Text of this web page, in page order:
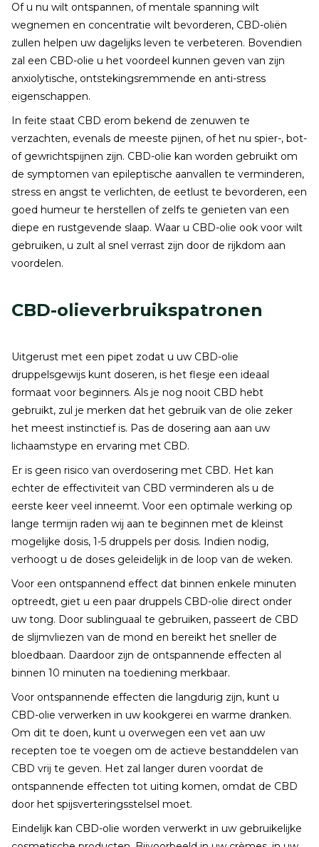
Of u nu wilt ontspannen, of mentale spanning wilt
wegnemen en concentratie wilt bevorderen, CBD-oliën
zullen helpen uw dagelijks leven te verbeteren. Bovendien
zal een CBD-olie u het voordeel kunnen geven van zijn
anxiolytische, ontstekingsremmende en anti-stress
eigenschappen.
In feite staat CBD erom bekend de zenuwen te
verzachten, evenals de meeste pijnen, of het nu spier-, bot-
of gewrichtspijnen zijn. CBD-olie kan worden gebruikt om
de symptomen van epileptische aanvallen te verminderen,
stress en angst te verlichten, de eetlust te bevorderen, een
goed humeur te herstellen of zelfs te genieten van een
diepe en rustgevende slaap. Waar u CBD-olie ook voor wilt
gebruiken, u zult al snel verrast zijn door de rijkdom aan
voordelen.
CBD-olieverbruikspatronen
Uitgerust met een pipet zodat u uw CBD-olie
druppelsgewijs kunt doseren, is het flesje een ideaal
formaat voor beginners. Als je nog nooit CBD hebt
gebruikt, zul je merken dat het gebruik van de olie zeker
het meest instinctief is. Pas de dosering aan aan uw
lichaamstype en ervaring met CBD.
Er is geen risico van overdosering met CBD. Het kan
echter de effectiviteit van CBD verminderen als u de
eerste keer veel inneemt. Voor een optimale werking op
lange termijn raden wij aan te beginnen met de kleinst
mogelijke dosis, 1-5 druppels per dosis. Indien nodig,
verhoogt u de doses geleidelijk in de loop van de weken.
Voor een ontspannend effect dat binnen enkele minuten
optreedt, giet u een paar druppels CBD-olie direct onder
uw tong. Door sublinguaal te gebruiken, passeert de CBD
de slijmvliezen van de mond en bereikt het sneller de
bloedbaan. Daardoor zijn de ontspannende effecten al
binnen 10 minuten na toediening merkbaar.
Voor ontspannende effecten die langdurig zijn, kunt u
CBD-olie verwerken in uw kookgerei en warme dranken.
Om dit te doen, kunt u overwegen een vet aan uw
recepten toe te voegen om de actieve bestanddelen van
CBD vrij te geven. Het zal langer duren voordat de
ontspannende effecten tot uiting komen, omdat de CBD
door het spijsverteringsstelsel moet.
Eindelijk kan CBD-olie worden verwerkt in uw gebruikelijke